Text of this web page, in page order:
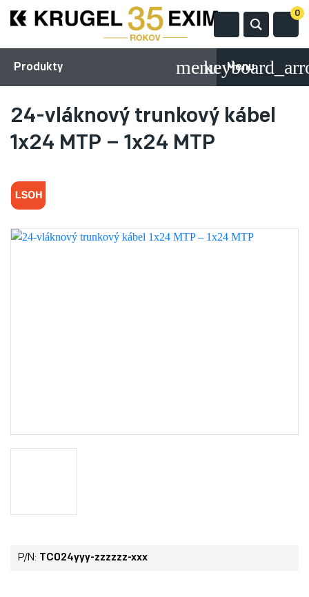
0
Produkty Menu
24-vláknový trunkový kábel
1x24 MTP – 1x24 MTP
P/N: TC024yyy-zzzzzz-xxx